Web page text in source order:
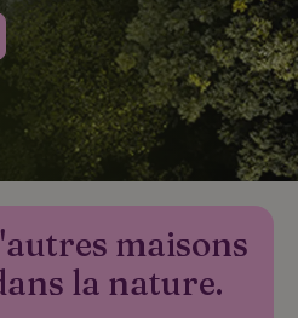
maisons
la nature.
www.maisonnature.fr
www.maisonnature.fr
www.maisonnature.fr